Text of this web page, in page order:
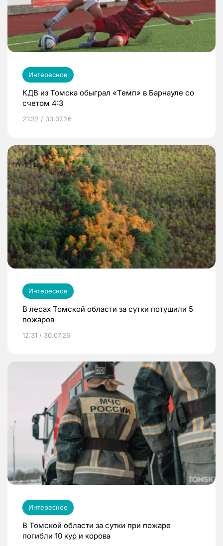
Интересное
КДВ из Томска обыграл «Темп» в Барнауле со
счетом 4:3
21:32 / 30.07.26
Интересное
В лесах Томской области за сутки потушили 5
пожаров
12:31 / 30.07.26
Интересное
В Томской области за сутки при пожаре
погибли 10 кур и корова